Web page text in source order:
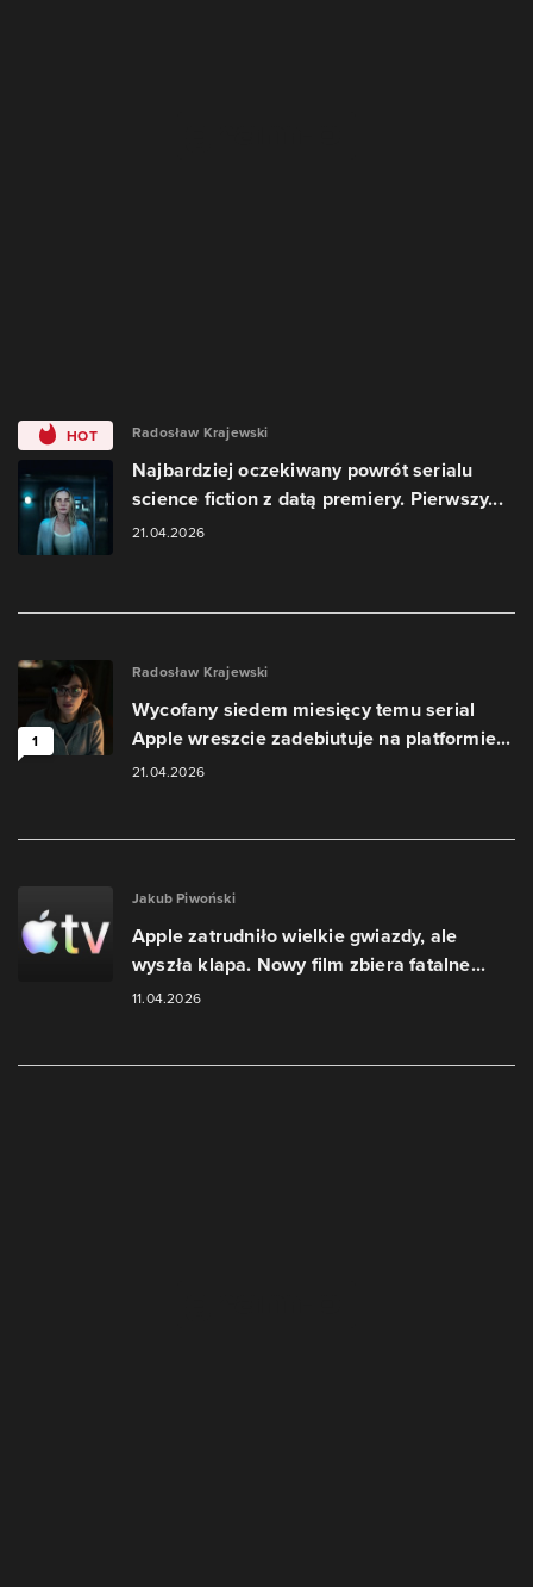
HOT Radosław Krajewski
Najbardziej oczekiwany powrót serialu
science fiction z datą premiery. Pierwszy...
21.04.2026
1
Radosław Krajewski
Wycofany siedem miesięcy temu serial
Apple wreszcie zadebiutuje na platformie...
21.04.2026
Jakub Piwoński
Apple zatrudniło wielkie gwiazdy, ale
wyszła klapa. Nowy film zbiera fatalne...
11.04.2026